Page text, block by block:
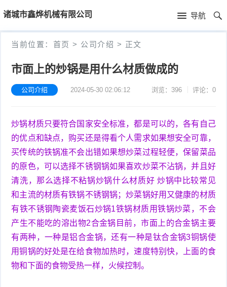
诸城市鑫烨机械有限公司 导航
首
页
首
当前位置： 首页 > 公司介绍 > 正文
市面上的炒锅是用什么材质做成的
公司介绍 2024-05-30 02:06:12 浏览：396 评论：0
炒锅材质只要符合国家安全标准，都是可以的，各有自己
的优点和缺点，购买还是得看个人需求如果想安全可靠，
买传统的铁锅准不会出错如果想炒菜过程轻便，保留菜品
的原色，可以选择不锈钢锅如果喜欢炒菜不沾锅，并且好
清洗，那么选择不粘锅炒锅什么材质好 炒锅中比较常见
和主流的材质有铁锅不锈钢锅；炒菜锅好用又健康的材质
有铁不锈钢陶瓷麦饭石炒锅1铁锅材质用铁锅炒菜，不会
产生不能吃的溶出物2合金锅目前，市面上的合金锅主要
有两种，一种是铝合金锅，还有一种是钛合金锅3铜锅使
用铜锅的好处是在给食物加热时，速度特别快，上面的食
物和下面的食物受热一样，火候控制。